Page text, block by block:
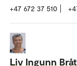
+47 672 37 510
Liv Ingunn